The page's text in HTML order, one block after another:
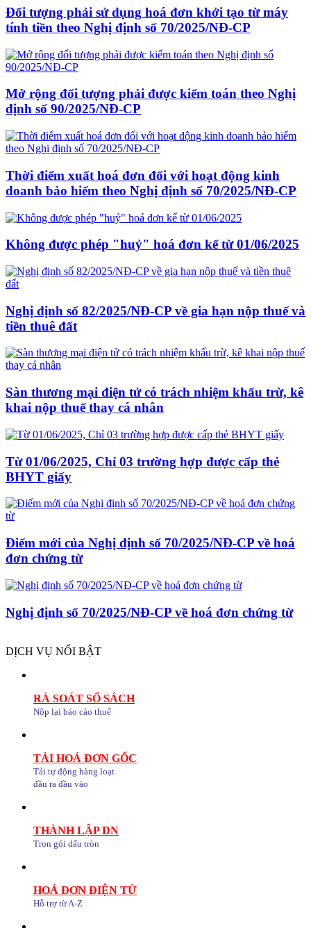
Đối tượng phải sử dụng hoá đơn khởi tạo từ máy
tính tiền theo Nghị định số 70/2025/NĐ-CP
Mở rộng đối tượng phải được kiểm toán theo Nghị
định số 90/2025/NĐ-CP
Thời điểm xuất hoá đơn đối với hoạt động kinh
doanh bảo hiểm theo Nghị định số 70/2025/NĐ-CP
Không được phép "huỷ" hoá đơn kể từ 01/06/2025
Nghị định số 82/2025/NĐ-CP về gia hạn nộp thuế và
tiền thuê đất
Sàn thương mại điện tử có trách nhiệm khấu trừ, kê
khai nộp thuế thay cá nhân
Từ 01/06/2025, Chỉ 03 trường hợp được cấp thẻ
BHYT giấy
Điểm mới của Nghị định số 70/2025/NĐ-CP về hoá
đơn chứng từ
Nghị định số 70/2025/NĐ-CP về hoá đơn chứng từ
DỊCH VỤ NỔI BẬT
RÀ SOÁT SỔ SÁCH
Nộp lại báo cáo thuế
TẢI HOÁ ĐƠN GỐC
Tải tự động hàng loạt
đầu ra đầu vào
THÀNH LẬP DN
Trọn gói dấu tròn
HOÁ ĐƠN ĐIỆN TỬ
Hỗ trợ từ A-Z